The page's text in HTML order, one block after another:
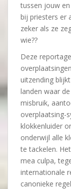
tussen jouw en
bij priesters er
zeker als ze
wie??
Deze
uitzending
landen waar
misbruik,
overplaatsing-
klokkenluider
onderwijl alle
te tackelen.
mea culpa,
internationale
canonieke